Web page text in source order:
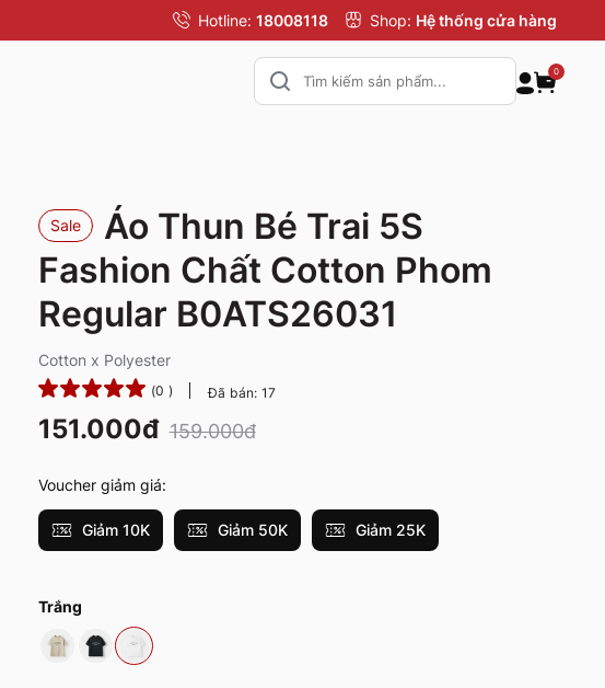
Hotline: 18008118 Shop: Hệ thống cửa hàng
0
Sale
Áo Thun Bé Trai 5S
Fashion Chất Cotton Phom
Regular B0ATS26031
Cotton x Polyester
(0 ) Đã bán: 17
151.000đ 159.000đ
Voucher giảm giá:
Giảm 10K Giảm 50K Giảm 25K
Trắng